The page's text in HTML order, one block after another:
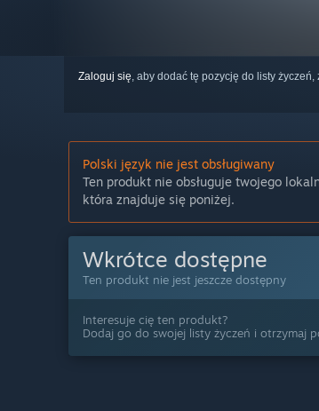
Zaloguj się, aby dodać tę pozycję do listy
Polski język nie jest obsługiwany
Ten produkt nie obsługuje twojego
która znajduje się poniżej.
Wkrótce dostępne
Ten produkt nie jest jeszcze dostępny
Interesuje cię ten produkt?
Dodaj go do swojej listy życzeń i otrzymaj